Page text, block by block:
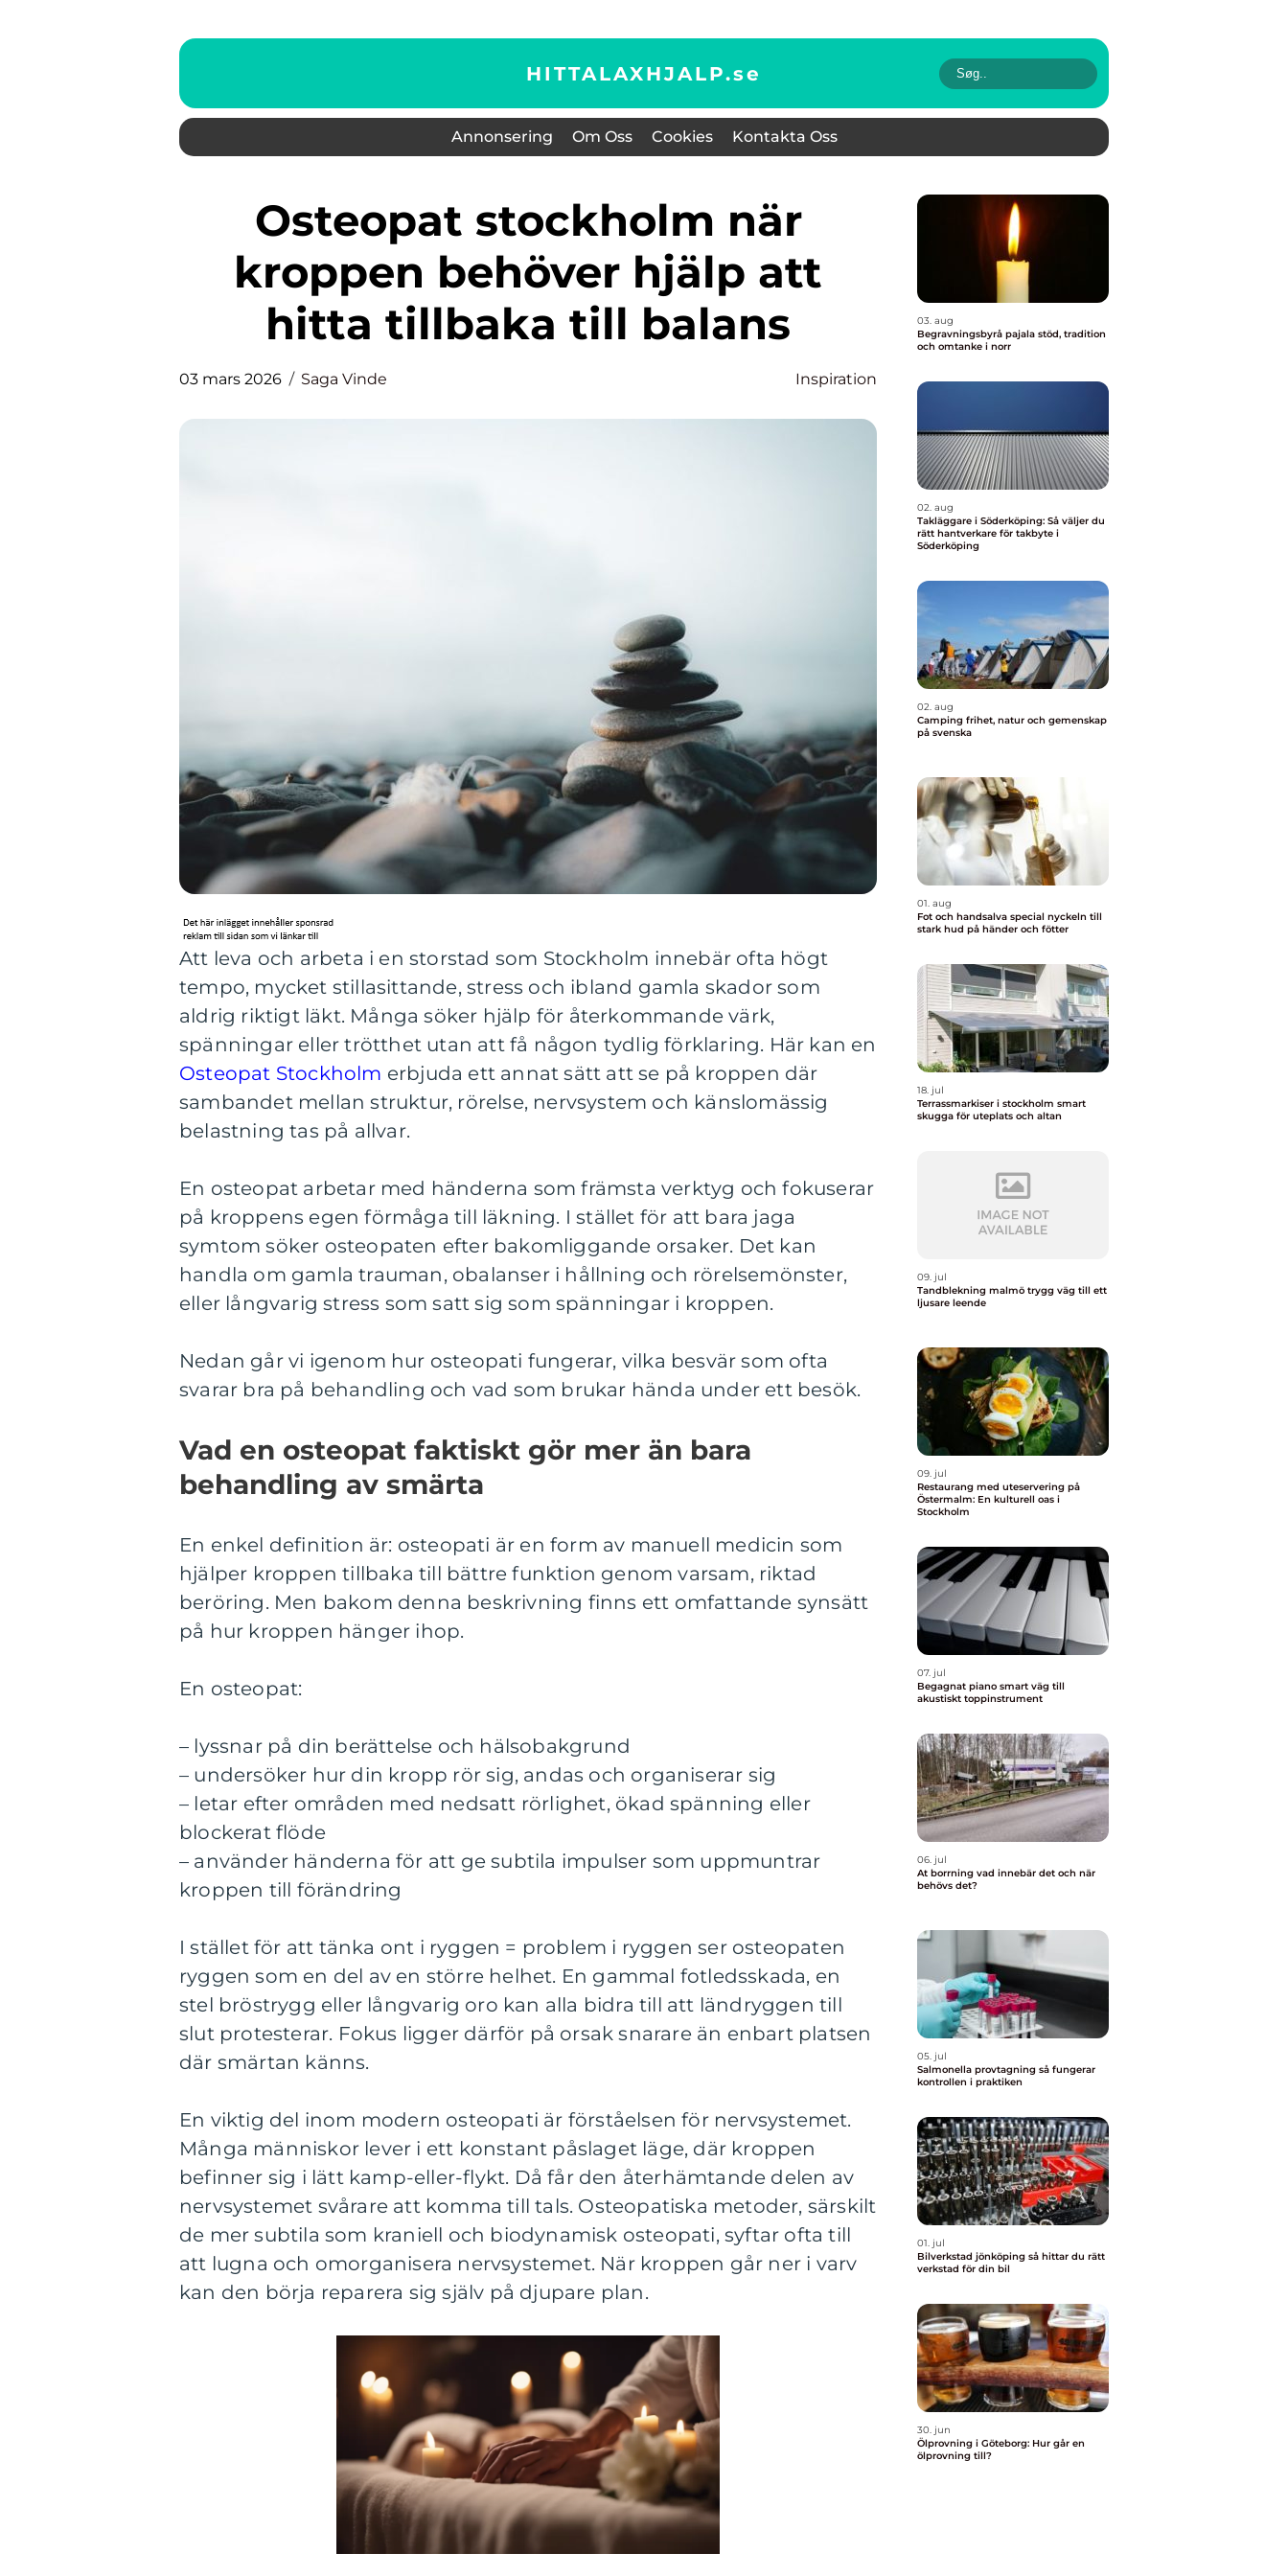
HITTALAXHJALP.se
Annonsering Om Oss Cookies Kontakta Oss
Osteopat stockholm när
kroppen behöver hjälp att
hitta tillbaka till balans
03 mars 2026 Saga Vinde Inspiration
Att leva och arbeta i en storstad som Stockholm innebär ofta högt
tempo, mycket stillasittande, stress och ibland gamla skador som
aldrig riktigt läkt. Många söker hjälp för återkommande värk,
spänningar eller trötthet utan att få någon tydlig förklaring. Här kan en
Osteopat Stockholm erbjuda ett annat sätt att se på kroppen där
sambandet mellan struktur, rörelse, nervsystem och känslomässig
belastning tas på allvar.
En osteopat arbetar med händerna som främsta verktyg och fokuserar
på kroppens egen förmåga till läkning. I stället för att bara jaga
symtom söker osteopaten efter bakomliggande orsaker. Det kan
handla om gamla trauman, obalanser i hållning och rörelsemönster,
eller långvarig stress som satt sig som spänningar i kroppen.
Nedan går vi igenom hur osteopati fungerar, vilka besvär som ofta
svarar bra på behandling och vad som brukar hända under ett besök.
Vad en osteopat faktiskt gör mer än bara
behandling av smärta
En enkel definition är: osteopati är en form av manuell medicin som
hjälper kroppen tillbaka till bättre funktion genom varsam, riktad
beröring. Men bakom denna beskrivning finns ett omfattande synsätt
på hur kroppen hänger ihop.
En osteopat:
– lyssnar på din berättelse och hälsobakgrund
– undersöker hur din kropp rör sig, andas och organiserar sig
– letar efter områden med nedsatt rörlighet, ökad spänning eller
blockerat flöde
– använder händerna för att ge subtila impulser som uppmuntrar
kroppen till förändring
I stället för att tänka ont i ryggen = problem i ryggen ser osteopaten
ryggen som en del av en större helhet. En gammal fotledsskada, en
stel bröstrygg eller långvarig oro kan alla bidra till att ländryggen till
slut protesterar. Fokus ligger därför på orsak snarare än enbart platsen
där smärtan känns.
En viktig del inom modern osteopati är förståelsen för nervsystemet.
Många människor lever i ett konstant påslaget läge, där kroppen
befinner sig i lätt kamp-eller-flykt. Då får den återhämtande delen av
nervsystemet svårare att komma till tals. Osteopatiska metoder, särskilt
de mer subtila som kraniell och biodynamisk osteopati, syftar ofta till
att lugna och omorganisera nervsystemet. När kroppen går ner i varv
kan den börja reparera sig själv på djupare plan.
03. aug
Begravningsbyrå pajala stöd, tradition
och omtanke i norr
02. aug
Takläggare i Söderköping: Så väljer du
rätt hantverkare för takbyte i
Söderköping
02. aug
Camping frihet, natur och gemenskap
på svenska
01. aug
Fot och handsalva special nyckeln till
stark hud på händer och fötter
18. jul
Terrassmarkiser i stockholm smart
skugga för uteplats och altan
09. jul
Tandblekning malmö trygg väg till ett
ljusare leende
09. jul
Restaurang med uteservering på
Östermalm: En kulturell oas i
Stockholm
07. jul
Begagnat piano smart väg till
akustiskt toppinstrument
06. jul
At borrning vad innebär det och när
behövs det?
05. jul
Salmonella provtagning så fungerar
kontrollen i praktiken
01. jul
Bilverkstad jönköping så hittar du rätt
verkstad för din bil
30. jun
Ölprovning i Göteborg: Hur går en
ölprovning till?